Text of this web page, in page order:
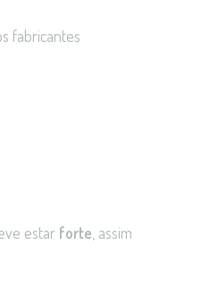
fabricantes
estar forte , assim